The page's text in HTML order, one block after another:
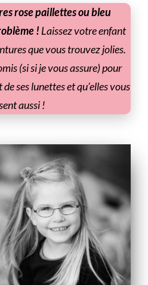
rose paillettes ou bleu
! Laissez votre enfant
que vous trouvez jolies.
(si si je vous assure) pour
ses lunettes et qu’elles vous
aussi !